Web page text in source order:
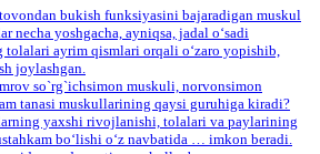
bukish funksiyasini bajaradigan muskul
necha yoshgacha, ayniqsa, jadal o‘sadi
tolalari ayrim qismlari orqali o‘zaro yopishib,
joylashgan.
so`rg`ichsimon muskuli, norvonsimon
tanasi muskullarining qaysi guruhiga kiradi?
yaxshi rivojlanishi, tolalari va paylarining
bo‘lishi o‘z navbatida … imkon beradi.